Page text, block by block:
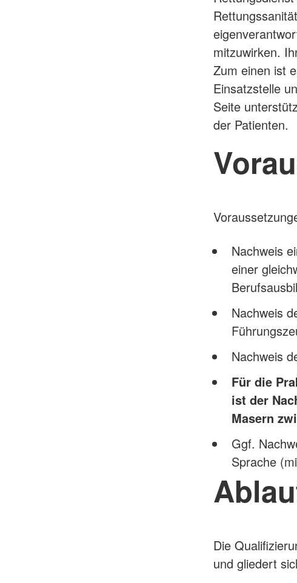
mitzuwirken.
Zum einen ist
Einsatzstelle
Seite
der Patienten.
Nachweis
einer
Nachweis
Nachweis
Für die
ist der
Masern
Ggf.
Sprache
Die
und gliedert